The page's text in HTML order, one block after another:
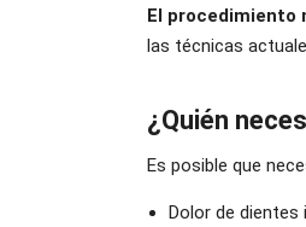
El procedimiento
las técnicas
¿Quién
Es posible que
Dolor de